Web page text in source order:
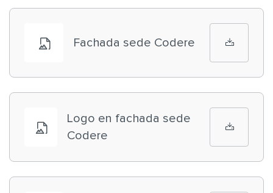
Fachada sede Codere
Logo en fachada sede
Codere